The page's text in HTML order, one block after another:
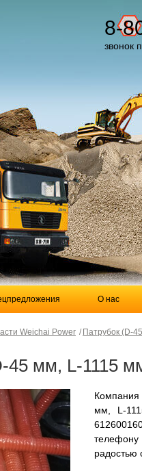
8-
звонок
О нас
Weichai Power Патрубок (D-
45 мм, L-1115
мм, L-
радостью